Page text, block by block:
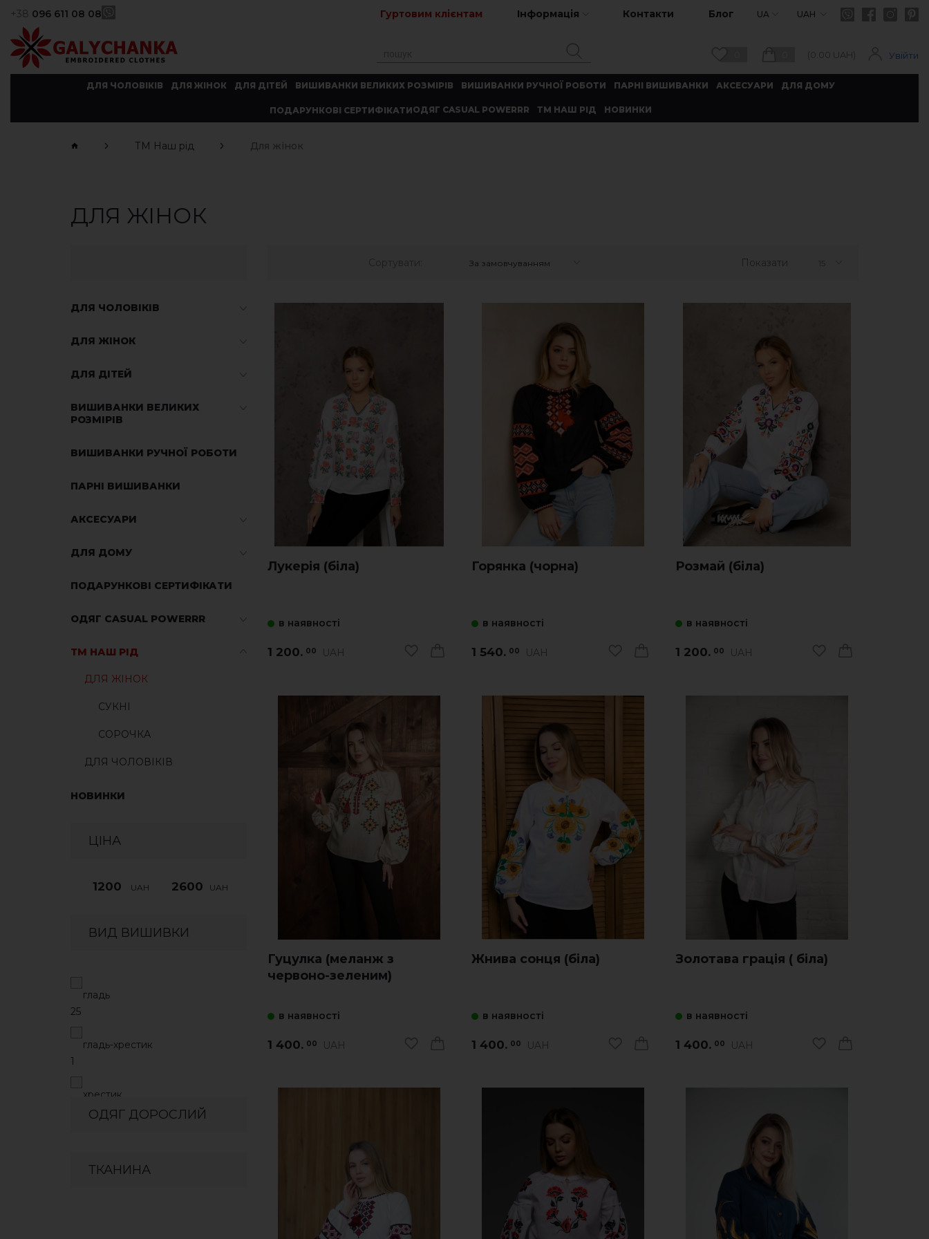
+38 096 611 08 08 Гуртовим клієнтам Інформація Контакти Блог UA UAH
(0.00 UAH) Увійти
ДЛЯ ЧОЛОВІКІВ ДЛЯ ЖІНОК ДЛЯ ДІТЕЙ ВИШИВАНКИ ВЕЛИКИХ РОЗМІРІВ ВИШИВАНКИ РУЧНОЇ РОБОТИ ПАРНІ ВИШИВАНКИ АКСЕСУАРИ ДЛЯ ДОМУ
ПОДАРУНКОВІ СЕРТИФІКАТИОДЯГ CASUAL POWERRR ТМ НАШ РІД НОВИНКИ
ТМ Наш рід Для жінок
ДЛЯ ЖІНОК
ДЛЯ ЧОЛОВІКІВ
ДЛЯ ЖІНОК
ДЛЯ ДІТЕЙ
ВИШИВАНКИ ВЕЛИКИХ
РОЗМІРІВ
ВИШИВАНКИ РУЧНОЇ РОБОТИ
ПАРНІ ВИШИВАНКИ
АКСЕСУАРИ
ДЛЯ ДОМУ
ПОДАРУНКОВІ СЕРТИФІКАТИ
ОДЯГ CASUAL POWERRR
ТМ НАШ РІД
ДЛЯ ЖІНОК
CУКНІ
СОРОЧКА
ДЛЯ ЧОЛОВІКІВ
НОВИНКИ
ЦІНА
UAH UAH
ВИД ВИШИВКИ
гладь
25
гладь-хрестик
1
хрестик
ОДЯГ ДОРОСЛИЙ
ТКАНИНА
За замовчуванням Показати 15
Лукерія (біла)
в наявності
1 200. 00 UAH
Горянка (чорна)
в наявності
1 540. 00 UAH
Розмай (біла)
в наявності
1 200. 00 UAH
Гуцулка (меланж з
червоно-зеленим)
в наявності
1 400. 00 UAH
Жнива сонця (біла)
в наявності
1 400. 00 UAH
Золотава грація ( біла)
в наявності
1 400. 00 UAH